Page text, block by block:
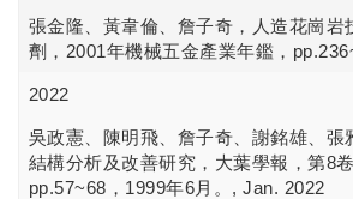
張金隆、黃韋倫、詹子奇，人造花崗岩
劑，2001年機械五金產業年鑑，
2022
吳政憲、陳明飛、詹子奇、謝銘雄、張
結構分析及改善研究，大葉學報，第8
pp.57~68，1999年6月。, Jan. 2022